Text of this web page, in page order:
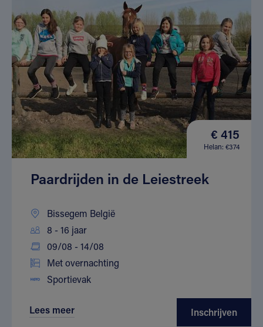
€ 415
Helan: €374
Paardrijden in de Leiestreek
Bissegem België
8 - 16 jaar
09/08 - 14/08
Met overnachting
Sportievak
Lees meer Inschrijven